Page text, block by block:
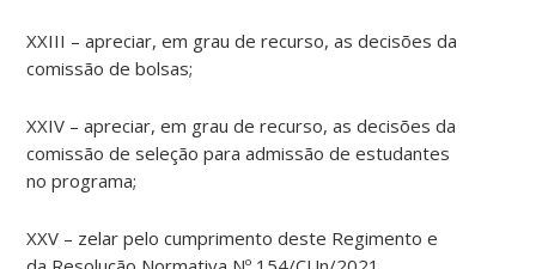
XXIII – apreciar, em grau de recurso, as decisões da
comissão de bolsas;
XXIV – apreciar, em grau de recurso, as decisões da
comissão de seleção para admissão de estudantes
no programa;
XXV – zelar pelo cumprimento deste Regimento e